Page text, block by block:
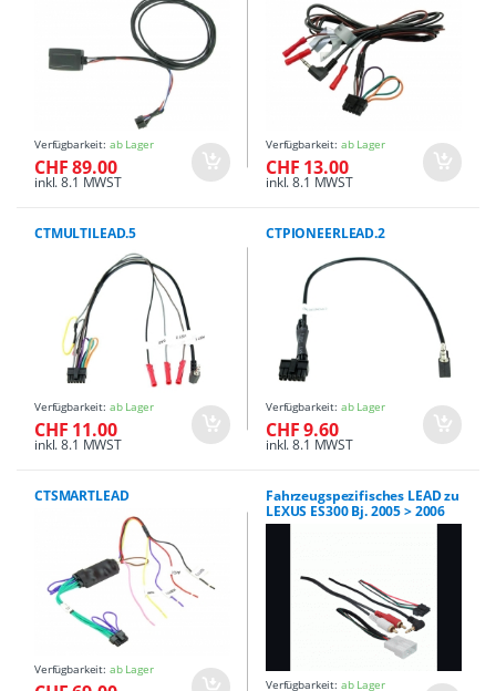
Verfügbarkeit: ab Lager
CHF 89.00
inkl. 8.1 MWST
Verfügbarkeit: ab Lager
CHF 13.00
inkl. 8.1 MWST
CTMULTILEAD.5
Verfügbarkeit: ab Lager
CHF 11.00
inkl. 8.1 MWST
CTPIONEERLEAD.2
Verfügbarkeit: ab Lager
CHF 9.60
inkl. 8.1 MWST
CTSMARTLEAD
Verfügbarkeit: ab Lager
Fahrzeugspezifisches LEAD zu
LEXUS ES300 Bj. 2005 > 2006
Verfügbarkeit: ab Lager